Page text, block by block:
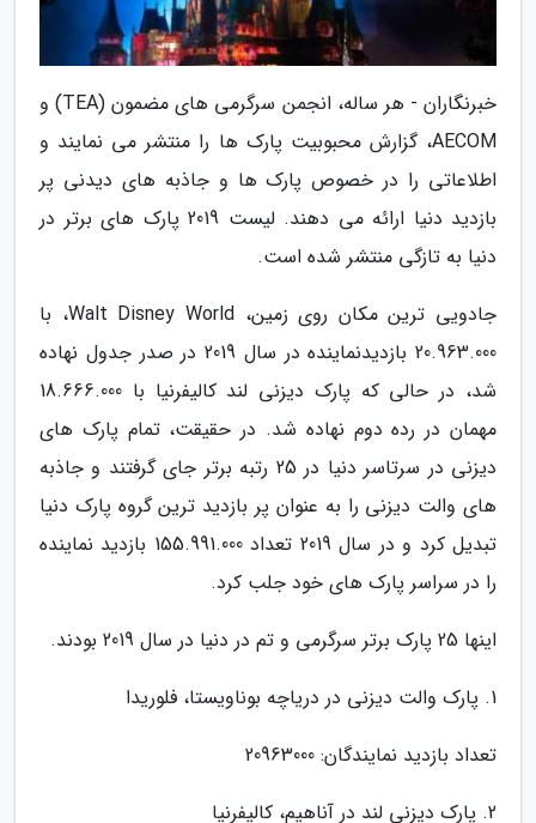
خبرنگاران - هر ساله، انجمن سرگرمی های مضمون (TEA) و
AECOM، گزارش محبوبیت پارک ها را منتشر می نمایند و
اطلاعاتی را در خصوص پارک ها و جاذبه های دیدنی پر
بازدید دنیا ارائه می دهند. لیست 2019 پارک های برتر در
دنیا به تازگی منتشر شده است.
جادویی ترین مکان روی زمین، Walt Disney World، با
20.963.000 بازدیدنماینده در سال 2019 در صدر جدول نهاده
شد، در حالی که پارک دیزنی لند کالیفرنیا با 18.666.000
مهمان در رده دوم نهاده شد. در حقیقت، تمام پارک های
دیزنی در سرتاسر دنیا در 25 رتبه برتر جای گرفتند و جاذبه
های والت دیزنی را به عنوان پر بازدید ترین گروه پارک دنیا
تبدیل کرد و در سال 2019 تعداد 155.991.000 بازدید نماینده
را در سراسر پارک های خود جلب کرد.
اینها 25 پارک برتر سرگرمی و تم در دنیا در سال 2019 بودند.
1. پارک والت دیزنی در دریاچه بوناویستا، فلوریدا
تعداد بازدید نمایندگان: 20963000
2. پارک دیزنی لند در آناهیم، کالیفرنیا